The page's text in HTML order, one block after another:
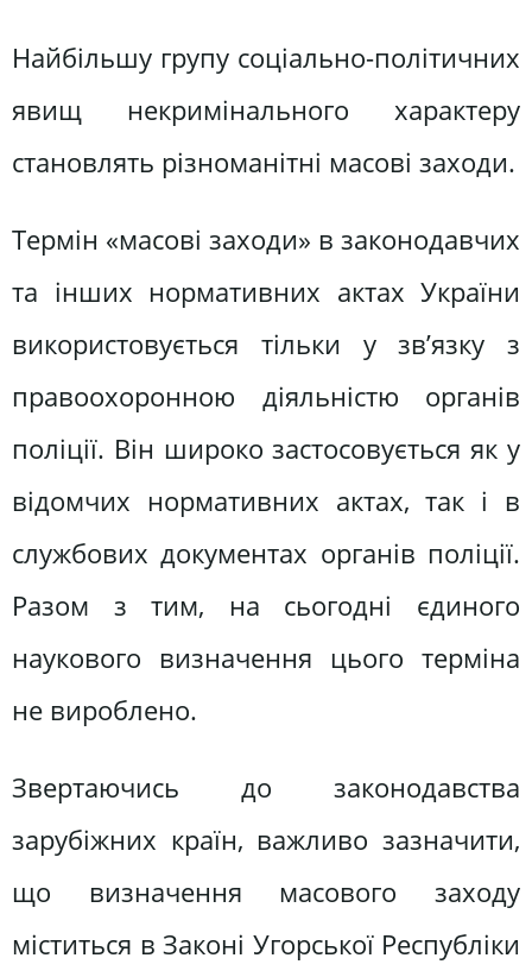
Найбільшу групу соціально-політичних
явищ некримінального характеру
становлять різноманітні масові заходи.
Термін «масові заходи» в законодавчих
та інших нормативних актах України
використовується тільки у зв’язку з
правоохоронною діяльністю органів
поліції. Він широко застосовується як у
відомчих нормативних актах, так і в
службових документах органів поліції.
Разом з тим, на сьогодні єдиного
наукового визначення цього терміна
не вироблено.
Звертаючись до законодавства
зарубіжних країн, важливо зазначити,
що визначення масового заходу
міститься в Законі Угорської Республіки